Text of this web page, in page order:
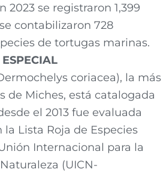
2023 se registraron 1,399
contabilizaron 728
de tortugas marinas.
coriacea), la más
de Miches, está catalogada
el 2013 fue evaluada
Lista Roja de Especies
Internacional para la
(UICN-